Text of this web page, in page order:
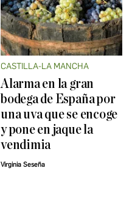
CASTILLA-LA MANCHA
Alarma en la gran
bodega de España por
una uva que se encoge
y pone en jaque la
vendimia
Virginia Seseña